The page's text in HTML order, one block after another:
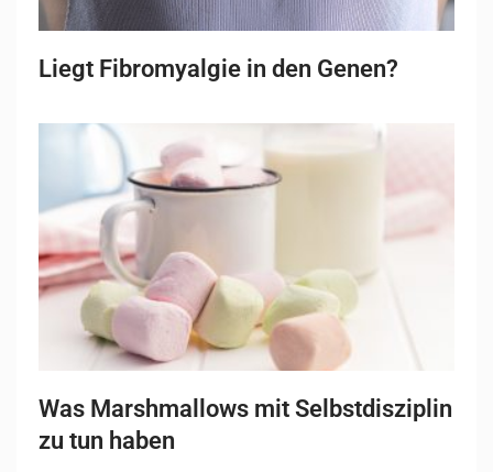
Liegt Fibromyalgie in den Genen?
Was Marshmallows mit Selbstdisziplin
zu tun haben